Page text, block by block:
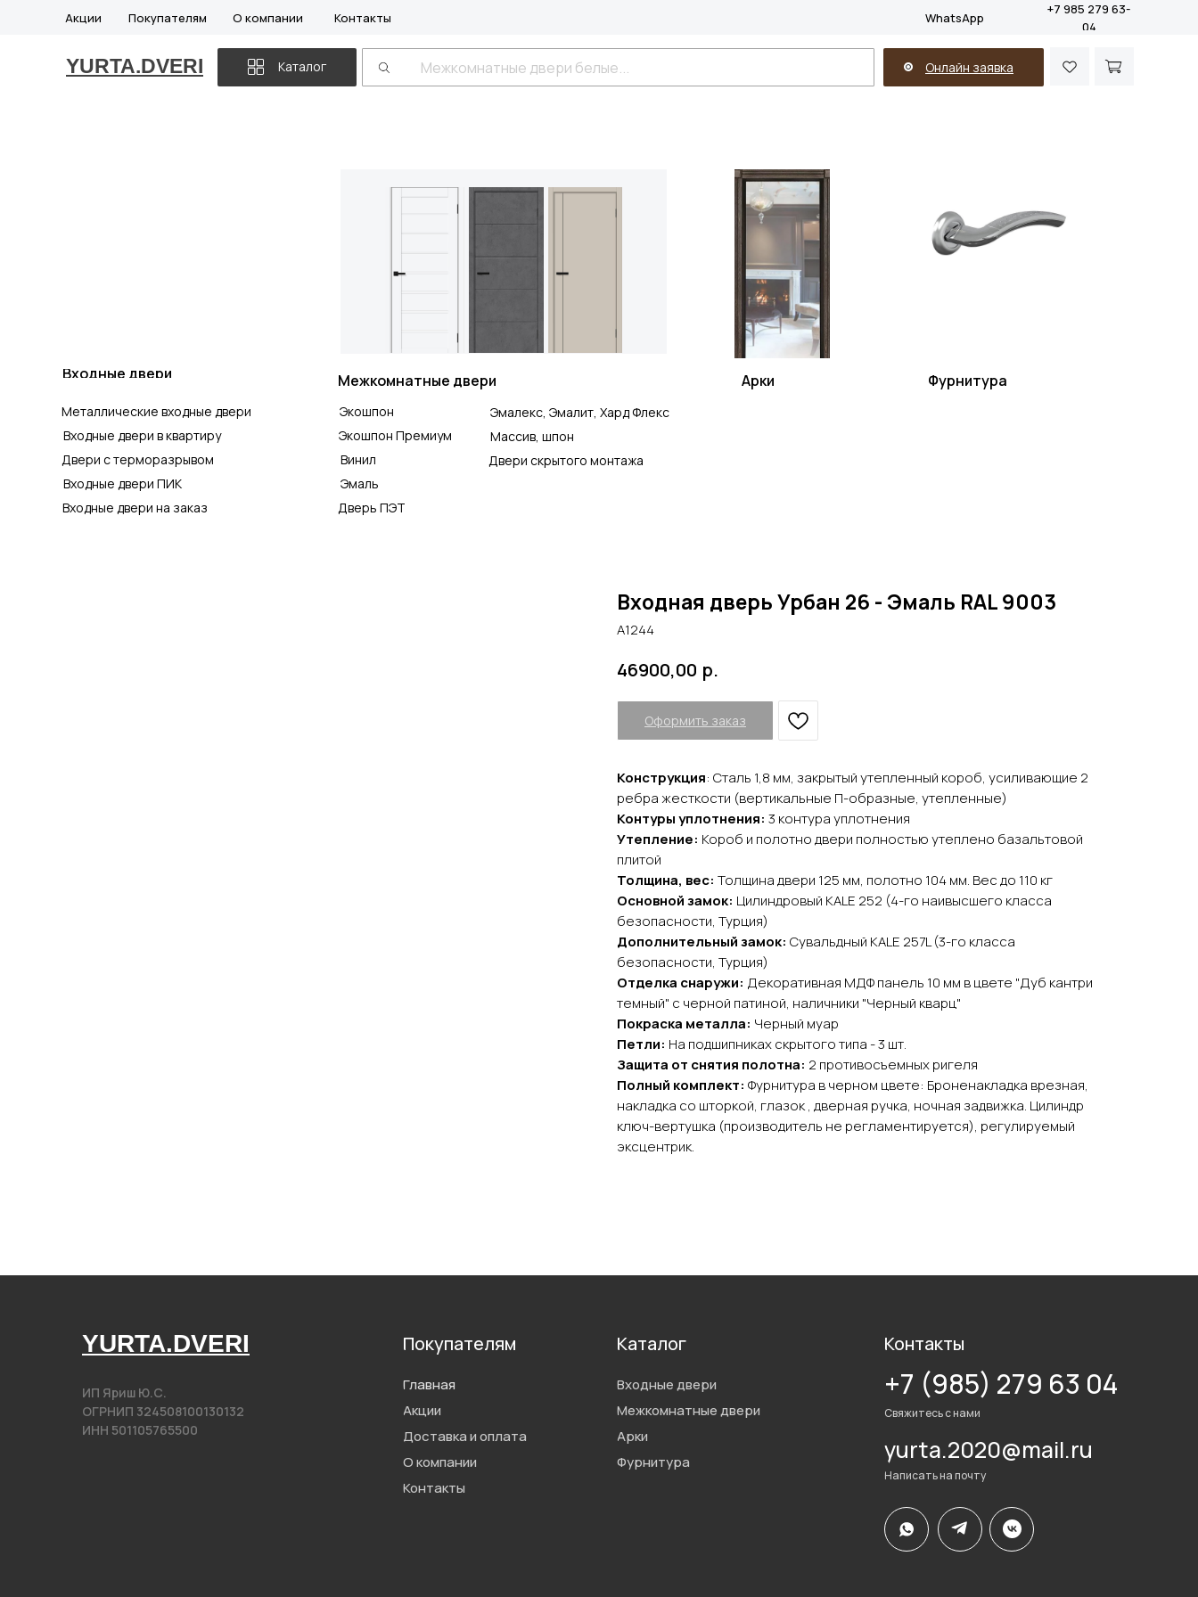
Акции Покупателям О компании Контакты WhatsApp
+7 985 279 63-
04
YURTA.DVERI Каталог Онлайн заявка
Входные двери на заказ
Входные двери ПИК
Двери с терморазрывом
Входные двери в квартиру
Дверь ПЭТ
Эмаль
Винил
Экошпон Премиум
Двери скрытого монтажа
Массив, шпон
Эмалекс, Эмалит, Хард Флекс
Экошпон
Металлические входные двери
Фурнитура
Арки
Межкомнатные двери
Входные двери
Входная дверь Урбан 26 - Эмаль RAL 9003
А1244
46900,00 р.
Оформить заказ
Конструкция: Сталь 1,8 мм, закрытый утепленный короб, усиливающие 2
ребра жесткости (вертикальные П-образные, утепленные)
Контуры уплотнения: 3 контура уплотнения
Утепление: Короб и полотно двери полностью утеплено базальтовой
плитой
Толщина, вес: Толщина двери 125 мм, полотно 104 мм. Вес до 110 кг
Основной замок: Цилиндровый KALE 252 (4-го наивысшего класса
безопасности, Турция)
Дополнительный замок: Сувальдный KALE 257L (3-го класса
безопасности, Турция)
Отделка снаружи: Декоративная МДФ панель 10 мм в цвете "Дуб кантри
темный" с черной патиной, наличники "Черный кварц"
Покраска металла: Черный муар
Петли: На подшипниках скрытого типа - 3 шт.
Защита от снятия полотна: 2 противосъемных ригеля
Полный комплект: Фурнитура в черном цвете: Броненакладка врезная,
накладка со шторкой, глазок , дверная ручка, ночная задвижка. Цилиндр
ключ-вертушка (производитель не регламентируется), регулируемый
эксцентрик.
YURTA.DVERI
Контакты
О компании
Доставка и оплата
Акции
Фурнитура
Арки
Межкомнатные двери
Написать на почту
Свяжитесь с нами
Входные двери
Главная
yurta.2020@mail.ru
+7 (985) 279 63 04
Контакты
Каталог
Покупателям
ИП Яриш Ю.С.
ОГРНИП 324508100130132
ИНН 501105765500